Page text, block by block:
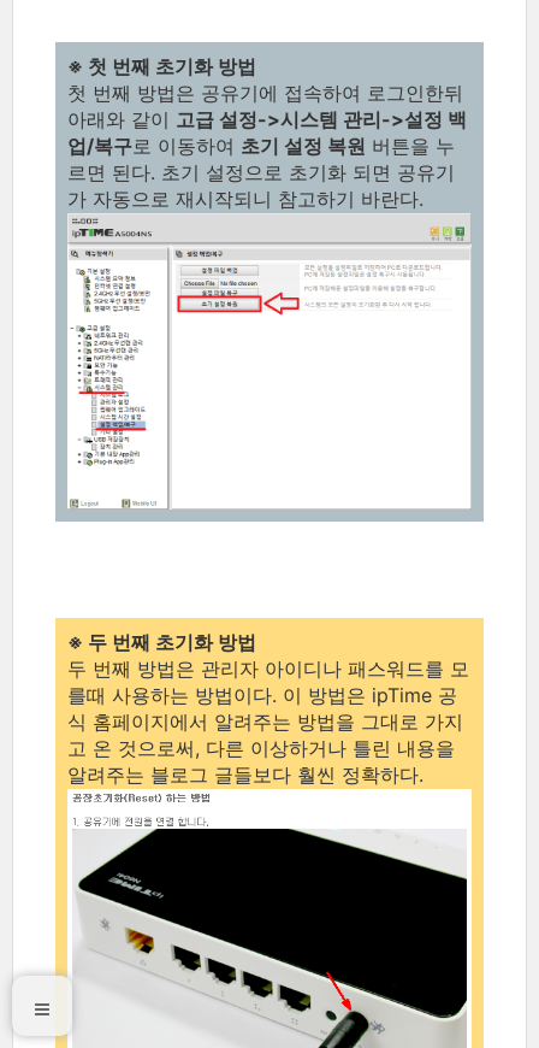
※ 첫 번째 초기화 방법
첫 번째 방법은 공유기에 접속하여 로그인한뒤
아래와 같이 고급 설정->시스템 관리->설정 백
업/복구로 이동하여 초기 설정 복원 버튼을 누
르면 된다. 초기 설정으로 초기화 되면 공유기
가 자동으로 재시작되니 참고하기 바란다.
※ 두 번째 초기화 방법
두 번째 방법은 관리자 아이디나 패스워드를 모
를때 사용하는 방법이다. 이 방법은 ipTime 공
식 홈페이지에서 알려주는 방법을 그대로 가지
고 온 것으로써, 다른 이상하거나 틀린 내용을
알려주는 블로그 글들보다 훨씬 정확하다.